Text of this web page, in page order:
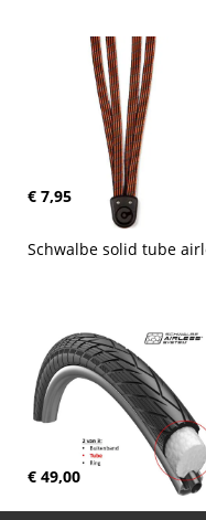
€ 7,95
Schwalbe solid tube
€ 49,00